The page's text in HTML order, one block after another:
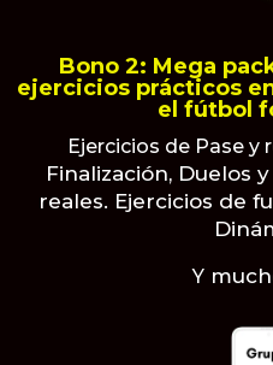
Bono 2: Mega
ejercicios prácticos
el fútbol
Ejercicios de Pase y
Finalización, Duelos
reales. Ejercicios de
Y